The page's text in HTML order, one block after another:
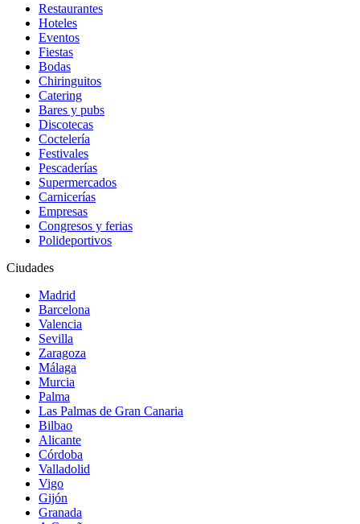
Restaurantes
Hoteles
Eventos
Fiestas
Bodas
Chiringuitos
Catering
Bares y pubs
Discotecas
Coctelería
Festivales
Pescaderías
Supermercados
Carnicerías
Empresas
Congresos y ferias
Polideportivos
Ciudades
Madrid
Barcelona
Valencia
Sevilla
Zaragoza
Málaga
Murcia
Palma
Las Palmas de Gran Canaria
Bilbao
Alicante
Córdoba
Valladolid
Vigo
Gijón
Granada